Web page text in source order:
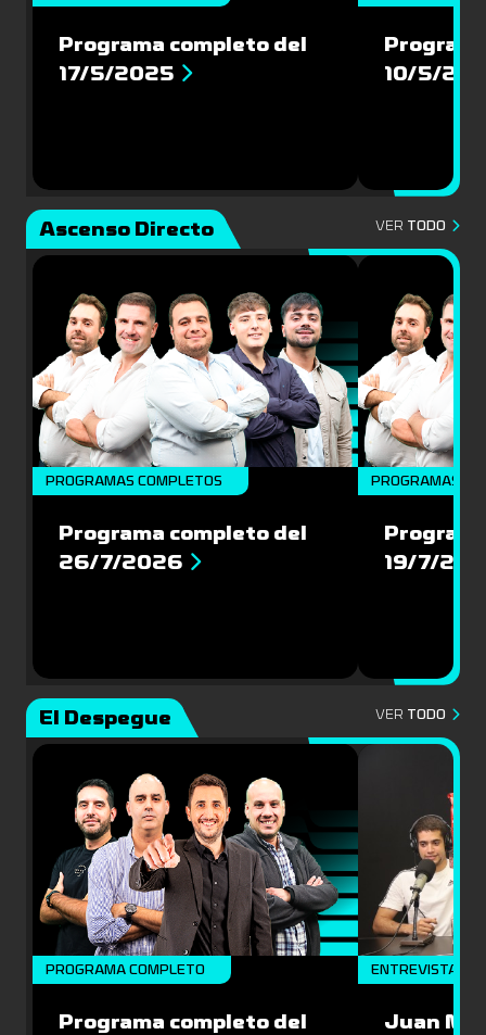
Programa completo del
17/5/2025
10/5/
Ascenso Directo VER TODO
PROGRAMAS COMPLETOS
Programa completo del
26/7/2026
PROGRAMAS
19/7/
El Despegue VER TODO
PROGRAMA COMPLETO
Programa completo del
ENTREVISTAS
Juan